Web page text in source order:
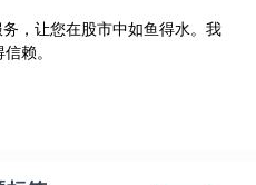
，让您在股市中如鱼得水。我
赖。